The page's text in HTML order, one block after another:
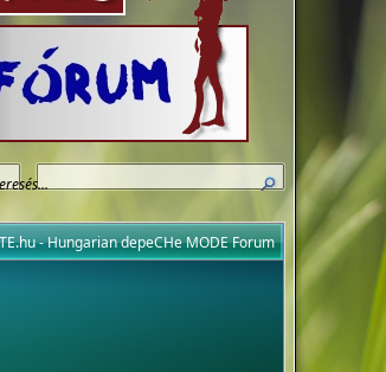
- Hungarian depeCHe MODE Forum